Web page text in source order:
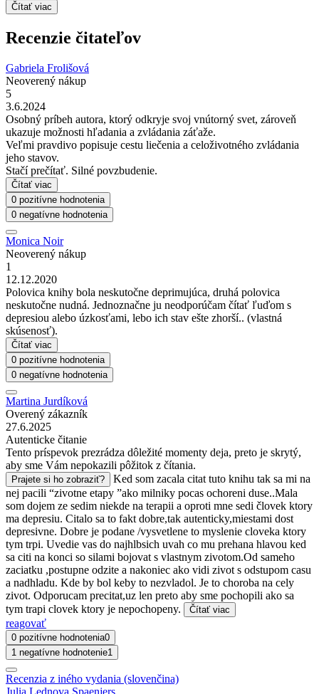
Čítať viac
Recenzie čitateľov
Gabriela Frolišová
Neoverený nákup
5
3.6.2024
Osobný príbeh autora, ktorý odkryje svoj vnútorný svet, zároveň
ukazuje možnosti hľadania a zvládania záťaže.
Veľmi pravdivo popisuje cestu liečenia a celoživotného zvládania
jeho stavov.
Stačí prečítať. Silné povzbudenie.
Čítať viac
0 pozitívne hodnotenia
0 negatívne hodnotenia
Monica Noir
Neoverený nákup
1
12.12.2020
Polovica knihy bola neskutočne deprimujúca, druhá polovica
neskutočne nudná. Jednoznačne ju neodporúčam čítať ľuďom s
depresiou alebo úzkosťami, lebo ich stav ešte zhorší.. (vlastná
skúsenosť).
Čítať viac
0 pozitívne hodnotenia
0 negatívne hodnotenia
Martina Jurdíková
Overený zákazník
27.6.2025
Autenticke čitanie
Tento príspevok prezrádza dôležité momenty deja, preto je skrytý,
aby sme Vám nepokazili pôžitok z čítania.
Prajete si ho zobraziť?
Ked som zacala citat tuto knihu tak sa mi na
nej pacili “zivotne etapy ”ako milniky pocas ochoreni duse..Mala
som dojem ze sedim niekde na terapii a oproti mne sedi človek ktory
ma depresiu. Citalo sa to fakt dobre,tak autenticky,miestami dost
depresivne. Dobre je podane /vysvetlene to myslenie cloveka ktory
tym trpi. Uvedie vas do najhlbsich uvah co mu prehana hlavou ked
sa citi na konci so silami bojovat s vlastnym zivotom.Od sameho
zaciatku ,postupne odzite a nakoniec ako vidi zivot s odstupom casu
a nadhladu. Kde by bol keby to nezvladol. Je to choroba na cely
zivot. Odporucam precitat,uz len preto aby sme pochopili ako sa
tym trapi clovek ktory je nepochopeny.
Čítať viac
reagovať
0 pozitívne hodnotenia0
1 negatívne hodnotenie1
Recenzia z iného vydania (slovenčina)
Julia Lednova Spaenjers